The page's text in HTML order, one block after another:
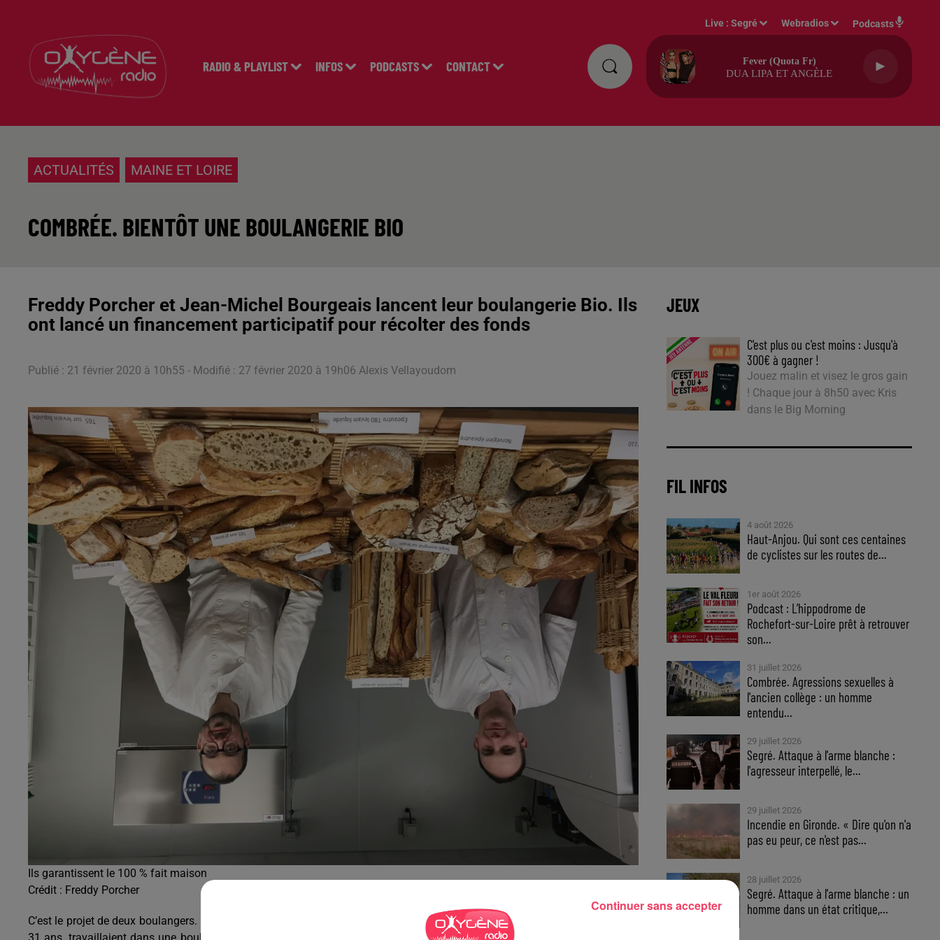
RADIO & PLAYLIST INFOS PODCASTS CONTACT
Live :Segré Webradios Podcasts
Fever (quota Fr)
DUA LIPA ET ANGÈLE
ACTUALITÉS MAINE ET LOIRE
COMBRÉE. BIENTÔT UNE BOULANGERIE BIO
Freddy Porcher et Jean-Michel Bourgeais lancent leur boulangerie Bio. Ils
ont lancé un financement participatif pour récolter des fonds
Publié : 21 février 2020 à 10h55 - Modifié : 27 février 2020 à 19h06 Alexis Vellayoudom
Ils garantissent le 100 % fait maison
Crédit : Freddy Porcher
C’est le projet de deux boulangers. Une idée qui a émergé en janvier 2018, Freddy Porcher, 37 ans, et Jean-Michel Bourgeais,
31 ans, travaillaient dans une boulangerie de chaîne de magasins, puis ils ont eu l’envie d’entreprendre.
JEUX
C'est plus ou c'est moins : Jusqu'à
300€ à gagner !
Jouez malin et visez le gros gain
! Chaque jour à 8h50 avec Kris
dans le Big Morning
FIL INFOS
4 août 2026
Haut-Anjou. Qui sont ces centaines
de cyclistes sur les routes de...
1er août 2026
Podcast : L’hippodrome de
Rochefort-sur-Loire prêt à retrouver
son...
31 juillet 2026
Combrée. Agressions sexuelles à
l'ancien collège : un homme
entendu...
29 juillet 2026
Segré. Attaque à l'arme blanche :
l'agresseur interpellé, le...
29 juillet 2026
Incendie en Gironde. « Dire qu'on n'a
pas eu peur, ce n'est pas...
28 juillet 2026
Segré. Attaque à l'arme blanche : un
homme dans un état critique,...
Continuer sans accepter